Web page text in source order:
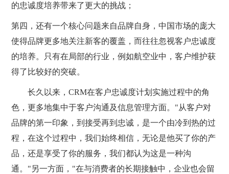
的忠诚度培养带来了更大的挑战；
第四，还有一个核心问题来自品牌自身，中国市场的庞大
使得品牌更多地关注新客的覆盖，而往往忽视客户忠诚度
的培养。只有在局部的行业，例如航空业中，客户维护获
得了比较好的突破。
长久以来，CRM在客户忠诚度计划实施过程中的角
色，更多地集中于客户沟通及信息管理方面。"从客户对
品牌的第一印象，到接受再到忠诚，是一个由冷到热的过
程，在这个过程中，我们始终相信，无论是他买了你的产
品，还是享受了你的服务，我们都认为这是一种沟
通。"另一方面，"在与消费者的长期接触中，企业也会留